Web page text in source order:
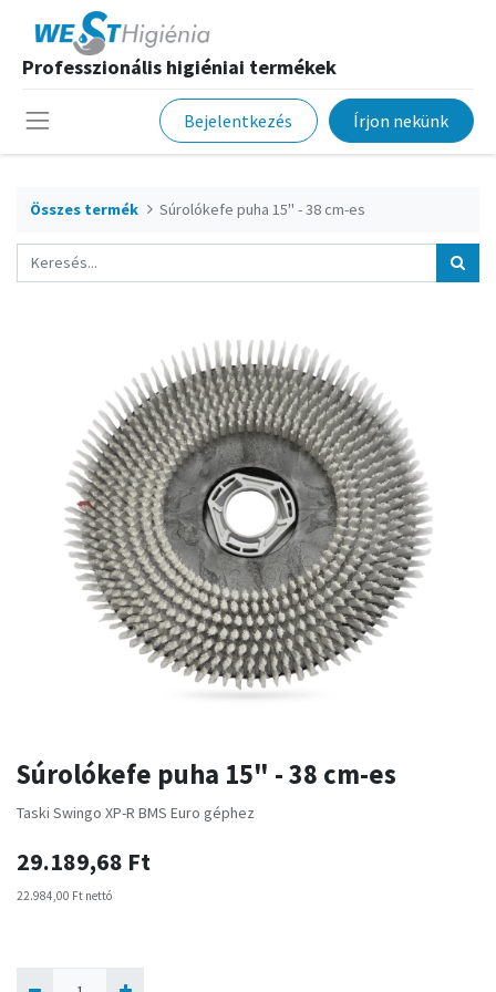
Professzionális higiéniai termékek
Bejelentkezés Írjon nekünk
Összes termék Súrolókefe puha 15" - 38 cm-es
Súrolókefe puha 15" - 38 cm-es
Taski Swingo XP-R BMS Euro géphez
29.189,68 Ft
22.984,00 Ft nettó